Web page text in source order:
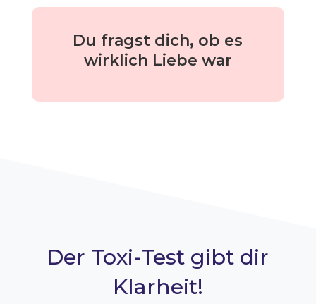
Du fragst dich, ob es
wirklich Liebe war
Der Toxi-Test gibt dir
Klarheit!